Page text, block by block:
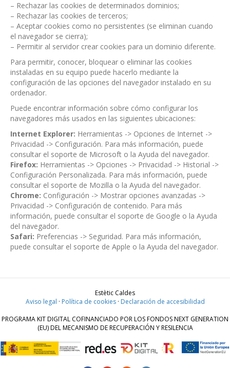
– Rechazar las cookies de determinados dominios;
– Rechazar las cookies de terceros;
– Aceptar cookies como no persistentes (se eliminan cuando
el navegador se cierra);
– Permitir al servidor crear cookies para un dominio diferente.
Para permitir, conocer, bloquear o eliminar las cookies
instaladas en su equipo puede hacerlo mediante la
configuración de las opciones del navegador instalado en su
ordenador.
Puede encontrar información sobre cómo configurar los
navegadores más usados en las siguientes ubicaciones:
Internet Explorer: Herramientas -> Opciones de Internet ->
Privacidad -> Configuración. Para más información, puede
consultar el soporte de Microsoft o la Ayuda del navegador.
Firefox: Herramientas -> Opciones -> Privacidad -> Historial ->
Configuración Personalizada. Para más información, puede
consultar el soporte de Mozilla o la Ayuda del navegador.
Chrome: Configuración -> Mostrar opciones avanzadas ->
Privacidad -> Configuración de contenido. Para más
información, puede consultar el soporte de Google o la Ayuda
del navegador.
Safari: Preferencias -> Seguridad. Para más información,
puede consultar el soporte de Apple o la Ayuda del navegador.
Estètic Caldes
Aviso legal · Política de cookies· Declaración de accesibilidad
PROGRAMA KIT DIGITAL COFINANCIADO POR LOS FONDOS NEXT GENERATION
(EU) DEL MECANISMO DE RECUPERACIÓN Y RESILENCIA